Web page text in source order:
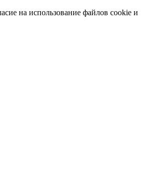
на использование файлов cookie и